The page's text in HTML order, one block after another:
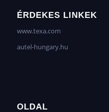
ÉRDEKES LINKEK
www.texa.com
autel-hungary.hu
OLDAL